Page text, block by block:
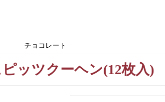
チョコレート
ッツクーヘン(12枚入)